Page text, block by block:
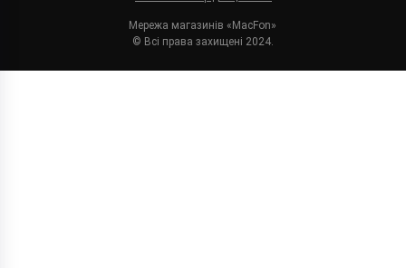
Мережа магазинів «MacFon»
© Всі права захищені 2024.